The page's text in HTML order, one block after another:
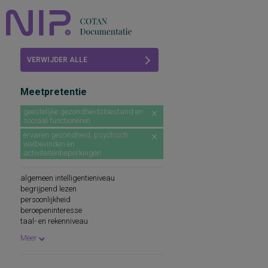
Abonneren
VERWIJDER ALLE
Meetpretentie
geestelijke gezondheidstoestand en
sociaal functioneren
ervaren gezondheid, psychisch
welbevinden en
activiteitenbeperkingen
algemeen intelligentieniveau
begrijpend lezen
persoonlijkheid
beroepeninteresse
taal- en rekenniveau
spellingsvaardigheid
Meer